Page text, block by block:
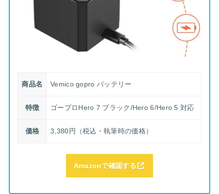
商品名 Vemico gopro バッテリー
特徴 ゴープロHero 7 ブラック/Hero 6/Hero 5 対応
価格 3,380円（税込・執筆時の価格）
Amazonで確認する